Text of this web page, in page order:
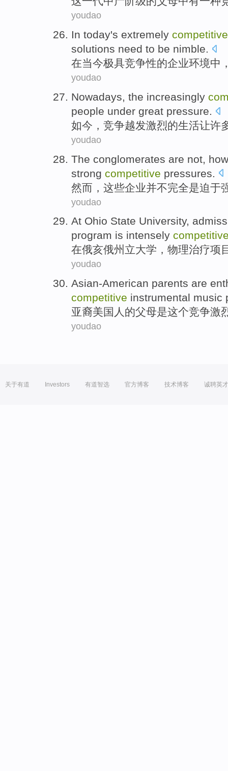
youdao
In today's extremely competitive
solutions need to be nimble.
在当今极具竞争性的企业环境中
youdao
Nowadays, the increasingly
people under great pressure.
如今 ， 竞争越发激烈的生活让许
youdao
The conglomerates are not
strong competitive pressures
然而 ， 这些企业并不完全是迫于
youdao
At Ohio State University,
program is intensely
在俄亥俄州立大学 ， 物理治疗项
youdao
Asian-American parents are
competitive instrumental music
亚裔美国人 的父母是这个竞争激
youdao
关于有道 Investors 有道智选 官方博客 技术博客 诚聘英才